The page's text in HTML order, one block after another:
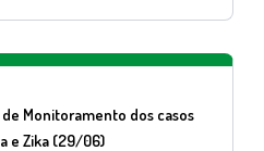
Monitoramento dos casos
e Zika (29/06)